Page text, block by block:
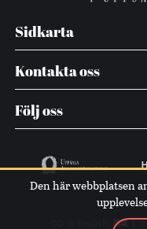
Sidkarta
Kontakta oss
Följ oss
©
Den här webbplatsen